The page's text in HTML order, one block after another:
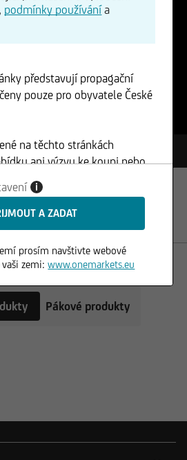
der United
Pákové produkty
podmínky používánía
představují propagační
pouze pro obyvatele České
na těchto stránkách
ani výzvu ke koupi nebo
a nesmí být použity v
je takové použití zakázáno.
i
prosím navštivte webové
vaši zemi:www.onemarkets.eu